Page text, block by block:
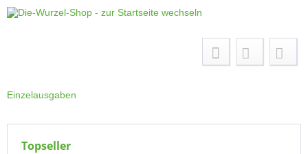
Einzelausgaben
Topseller